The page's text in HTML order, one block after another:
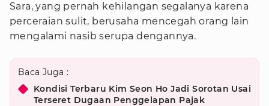
Sara, yang pernah kehilangan segalanya karena
perceraian sulit, berusaha mencegah orang lain
mengalami nasib serupa dengannya.
Baca Juga :
Kondisi Terbaru Kim Seon Ho Jadi Sorotan Usai
Terseret Dugaan Penggelapan Pajak